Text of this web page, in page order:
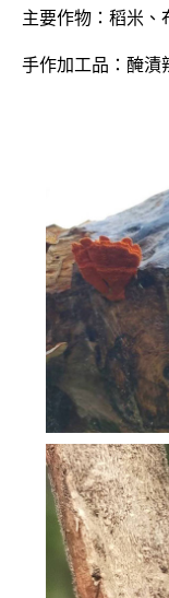
主要作物：稻米、
手作加工品：醃漬